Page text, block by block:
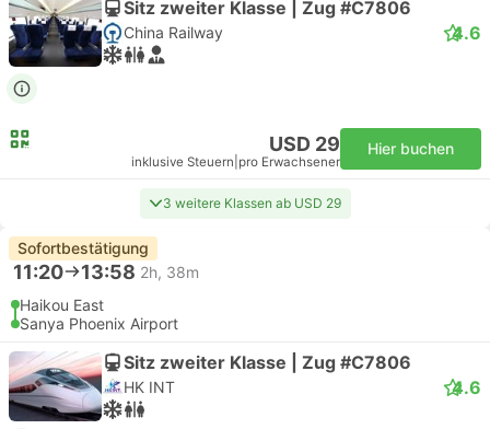
Sitz zweiter Klasse | Zug #C7806
China Railway 4.6
USD 29
inklusive Steuern pro Erwachsener
Hier buchen
3 weitere Klassen ab USD 29
Sofortbestätigung
11:20 13:58 2h, 38m
Haikou East
Sanya Phoenix Airport
Sitz zweiter Klasse | Zug #C7806
HK INT 4.6